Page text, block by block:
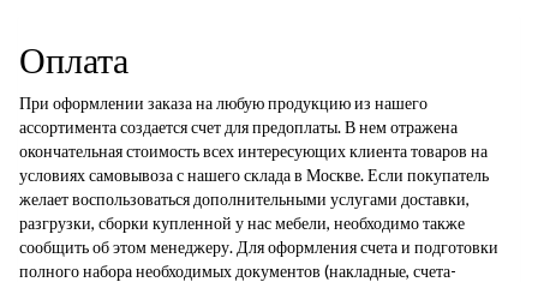
Оплата
При оформлении заказа на любую продукцию из нашего
ассортимента создается счет для предоплаты. В нем отражена
окончательная стоимость всех интересующих клиента товаров на
условиях самовывоза с нашего склада в Москве. Если покупатель
желает воспользоваться дополнительными услугами доставки,
разгрузки, сборки купленной у нас мебели, необходимо также
сообщить об этом менеджеру. Для оформления счета и подготовки
полного набора необходимых документов (накладные, счета-